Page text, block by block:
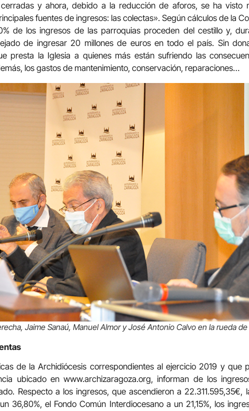
y ahora, debido a la reducción de aforos, se ha visto
fuentes de ingresos: las colectas». Según cálculos de la
de los ingresos de las parroquias proceden del cestillo y,
de ingresar 20 millones de euros en todo el país. Sin
presta la Iglesia a quienes más están sufriendo las
los gastos de mantenimiento, conservación, reparaciones…
Jaime Sanaú, Manuel Almor y José Antonio Calvo en la rueda
de la Archidiócesis correspondientes al ejercicio 2019 y que
ubicado en www.archizaragoza.org, informan de los
Respecto a los ingresos, que ascendieron a 22.311.595,35€,
36,80%, el Fondo Común Interdiocesano a un 21,15%, los